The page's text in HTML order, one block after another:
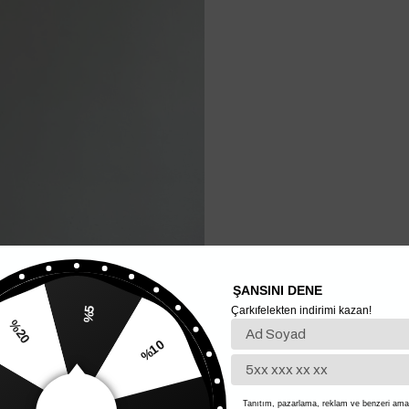
%5
%10
%20
ŞANSINI DENE
Çarkıfelekten indirimi kazan!
Tanıtım, pazarlama, reklam ve benzeri